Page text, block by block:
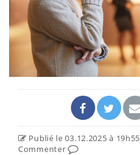
Publié le 03.12.2025 à 19h55
Commenter